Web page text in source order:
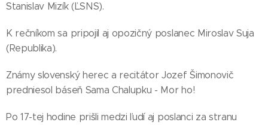
Stanislav Mizík (ĽSNS).
K rečníkom sa pripojil aj opozičný poslanec Miroslav Suja
(Republika).
Známy slovenský herec a recitátor Jozef Šimonovič
predniesol báseň Sama Chalupku - Mor ho!
Po 17-tej hodine prišli medzi ľudí aj poslanci za stranu